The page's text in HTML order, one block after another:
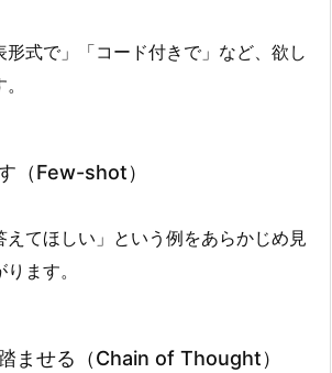
形式で」「コード付きで」など、欲し
（Few-shot）
えてほしい」という例をあらかじめ見
ます。
ませる（Chain of Thought）